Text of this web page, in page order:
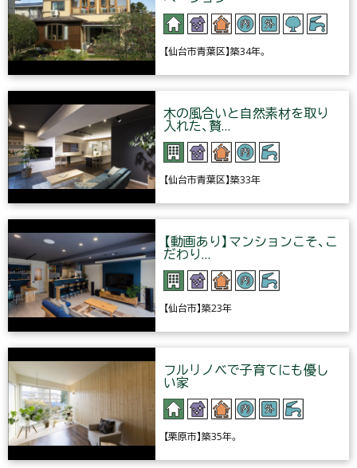
【仙台市青葉区】築34年。
木の風合いと自然素材を取り
入れた、贅…
【仙台市青葉区】築33年
【動画あり】マンションこそ、こ
だわり…
【仙台市】築23年
フルリノベで子育てにも優し
い家
【栗原市】築35年。